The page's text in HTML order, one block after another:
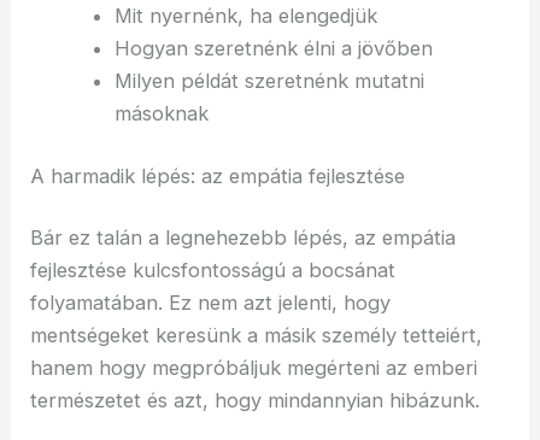
Mit nyernénk, ha elengedjük
Hogyan szeretnénk élni a jövőben
Milyen példát szeretnénk mutatni
másoknak
A harmadik lépés: az empátia fejlesztése
Bár ez talán a legnehezebb lépés, az empátia
fejlesztése kulcsfontosságú a bocsánat
folyamatában. Ez nem azt jelenti, hogy
mentségeket keresünk a másik személy tetteiért,
hanem hogy megpróbáljuk megérteni az emberi
természetet és azt, hogy mindannyian hibázunk.